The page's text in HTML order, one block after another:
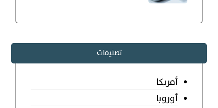
تصنيفات
أمريكا
أوروبا